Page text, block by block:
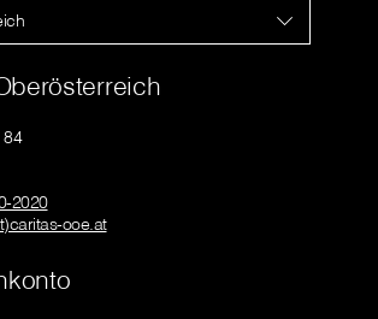
84
2020
ooe.at